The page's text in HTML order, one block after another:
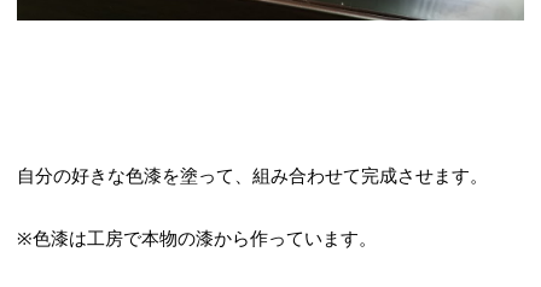
自分の好きな色漆を塗って、組み合わせて完成させます。
※色漆は工房で本物の漆から作っています。